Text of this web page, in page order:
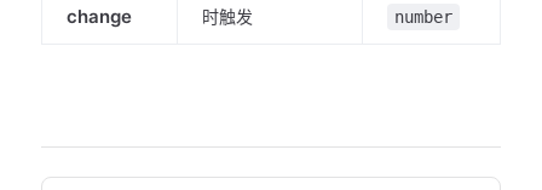
change
时触发
number